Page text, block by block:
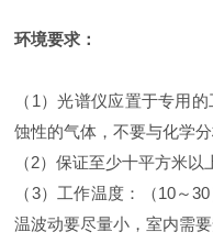
环境要求：
（1）光谱仪应置于专用
蚀性的气体，不要与化学分
（2）保证至少十平方米以
（3）工作温度：（10～
温波动要尽量小，室内需要